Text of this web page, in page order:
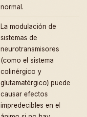
normal.
La modulación de
sistemas de
neurotransmisores
(como el sistema
colinérgico y
glutamatérgico) puede
causar efectos
impredecibles en el